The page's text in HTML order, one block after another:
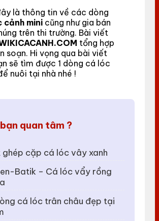
là thông tin về các dòng
cảnh mini cũng như gia bán
trên thi trường. Bài viết
tổng hợp
soạn. Hi vọng qua bài viết
sẽ tìm được 1 dòng cá lóc
nuôi tại nhà nhé !
quan tâm ?
ghép cặp cá lóc vây xanh
Batik – Cá lóc vẩy rồng
cá lóc trân châu đẹp tại